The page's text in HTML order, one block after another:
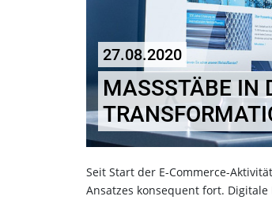
27.08.2020
MASSSTÄBE IN
Seit Start der E-Commerce-
Ansatzes konsequent fort.